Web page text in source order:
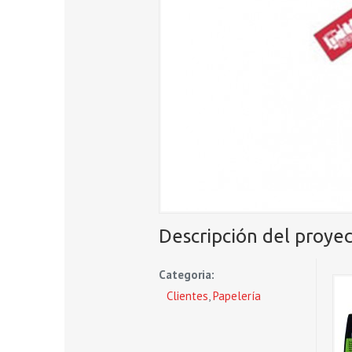
Descripción del
Categoria:
Clientes,Papelería